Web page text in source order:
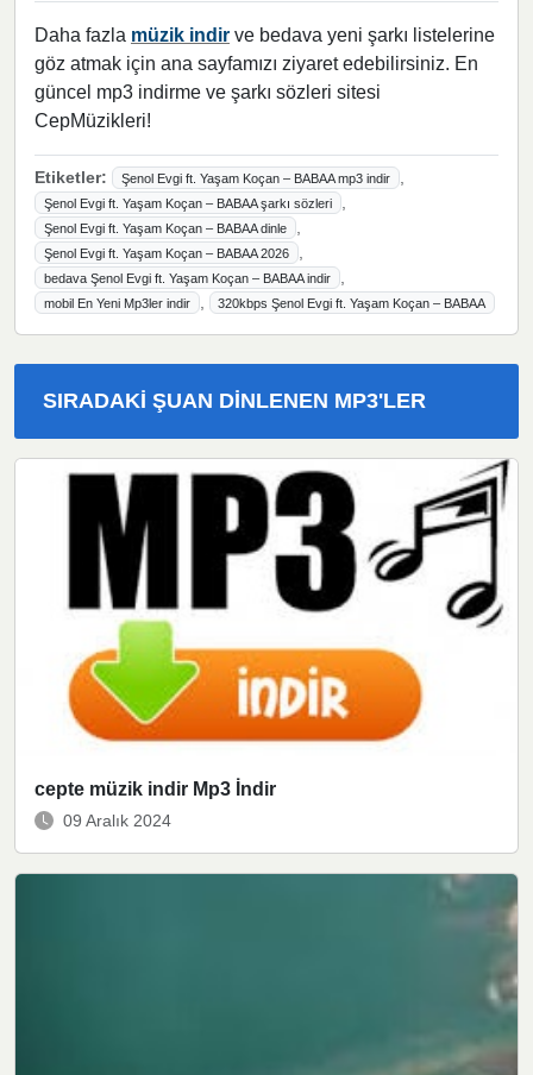
Daha fazla müzik indir ve bedava yeni şarkı listelerine
göz atmak için ana sayfamızı ziyaret edebilirsiniz. En
güncel mp3 indirme ve şarkı sözleri sitesi
CepMüzikleri!
Etiketler: Şenol Evgi ft. Yaşam Koçan – BABAA mp3 indir
Şenol Evgi ft. Yaşam Koçan – BABAA şarkı sözleri
Şenol Evgi ft. Yaşam Koçan – BABAA dinle
Şenol Evgi ft. Yaşam Koçan – BABAA 2026
bedava Şenol Evgi ft. Yaşam Koçan – BABAA indir
mobil En Yeni Mp3ler indir 320kbps Şenol Evgi ft. Yaşam Koçan – BABAA
SIRADAKI ŞUAN DINLENEN MP3'LER
cepte müzik indir Mp3 İndir
09 Aralık 2024